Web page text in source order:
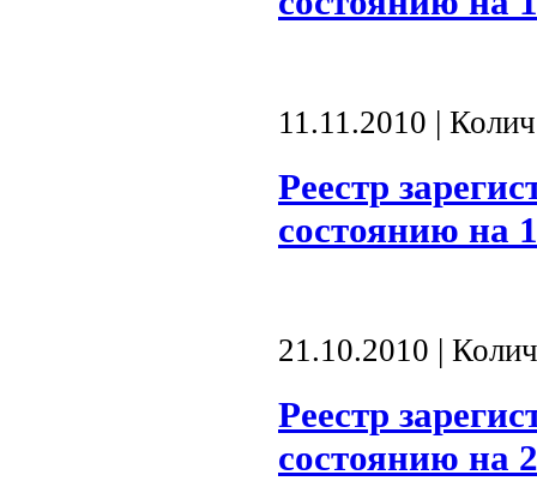
11.11.2010 |
Реестр
состоянию на
21.10.2010 |
Реестр
состоянию на